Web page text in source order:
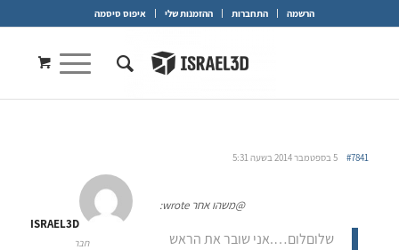
הרשמה התחברות ההזמנות שלי איפוס סיסמה
5 בספטמבר 2014 בשעה 5:31 #7841
ISRAEL3D
חבר
@משהו אחר wrote:
שלוםלום….אני שובר את הראש